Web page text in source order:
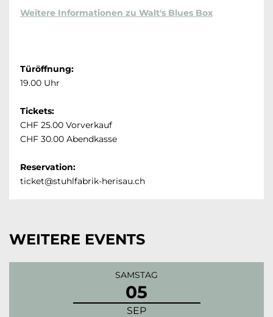
Weitere Informationen zu Walt's Blues Box
Türöffnung:
19.00 Uhr
Tickets:
CHF 25.00 Vorverkauf
CHF 30.00 Abendkasse
Reservation:
ticket@stuhlfabrik-herisau.ch
WEITERE EVENTS
SAMSTAG
05
SEP